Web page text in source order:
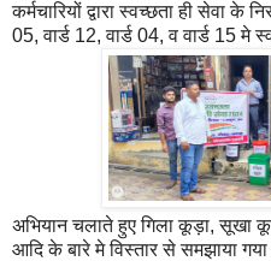
कर्मचारियों द्वारा स्वच्छता ही सेवा के
05, वार्ड 12, वार्ड 04, व वार्ड 15 मे
अभियान चलाते हुए गिला कूड़ा, सूखा
आदि के बारे मे विस्तार से समझाया